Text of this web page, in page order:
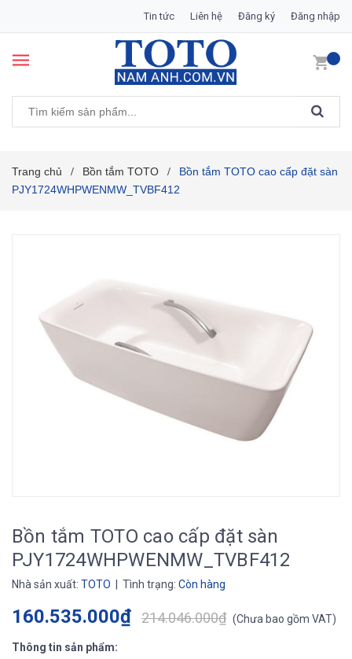
Tin tức Liên hệ Đăng ký Đăng nhập
Trang chủ / Bồn tắm TOTO /
Bồn tắm TOTO cao cấp đặt sàn
PJY1724WHPWENMW_TVBF412
Bồn tắm TOTO cao cấp đặt sàn
PJY1724WHPWENMW_TVBF412
Nhà sản xuất: TOTO | Tình trạng: Còn hàng
160.535.000₫ 214.046.000₫ (Chưa bao gồm VAT)
Thông tin sản phẩm: